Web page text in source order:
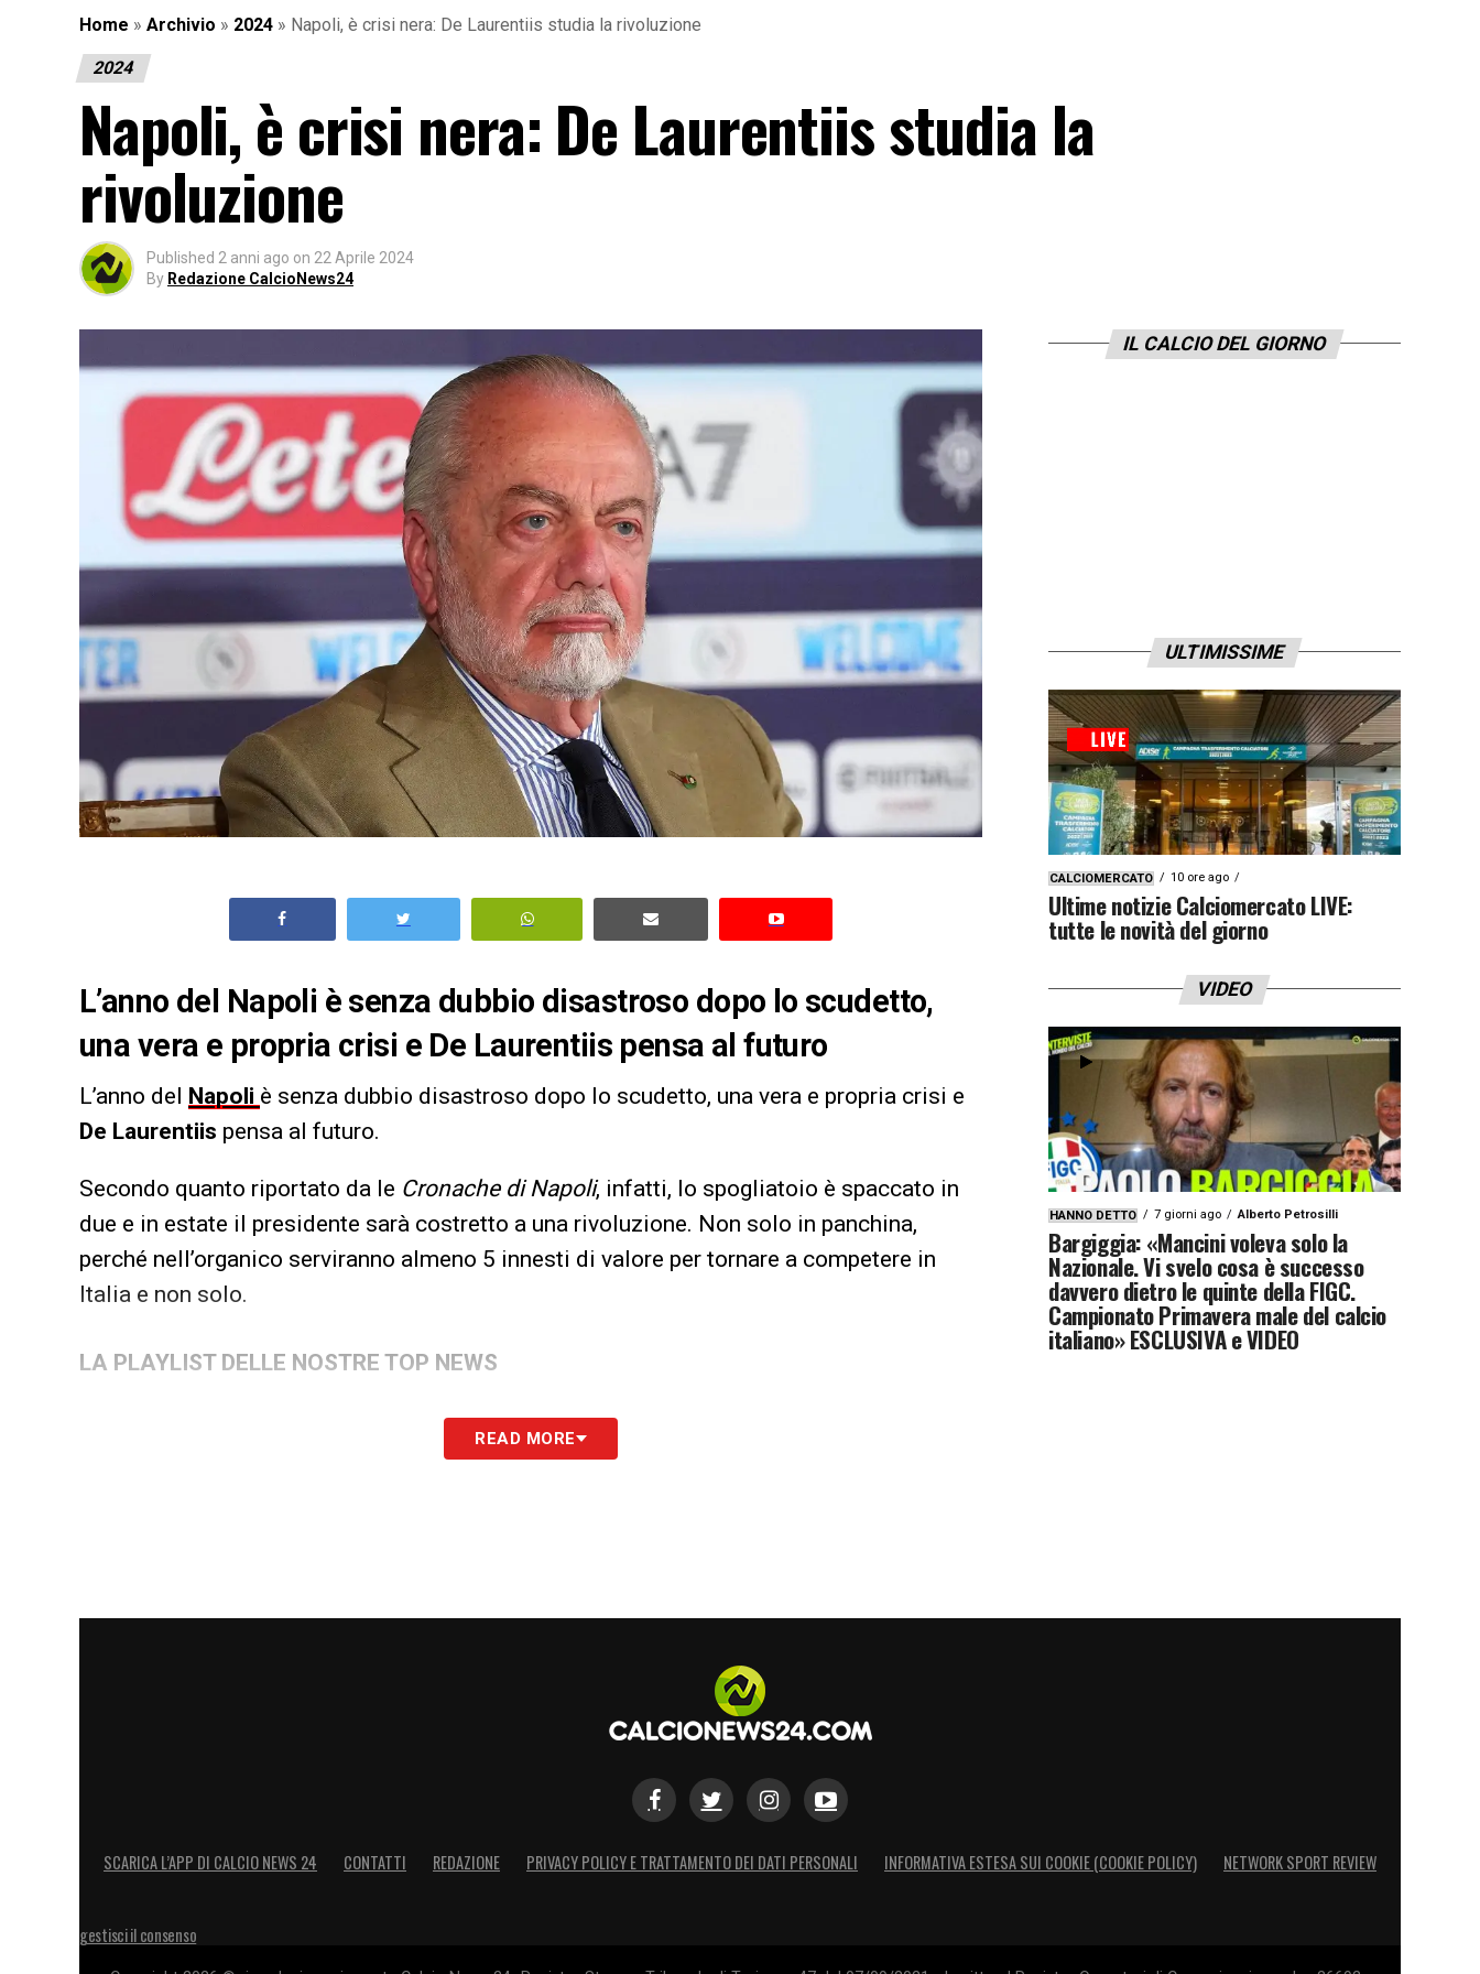
Home » Archivio » 2024 » Napoli, è crisi nera: De Laurentiis studia la rivoluzione
2024
Napoli, è crisi nera: De Laurentiis studia la
rivoluzione
Published 2 anni ago on 22 Aprile 2024
By Redazione CalcioNews24
L’anno del Napoli è senza dubbio disastroso dopo lo scudetto,
una vera e propria crisi e De Laurentiis pensa al futuro
L’anno del Napoli è senza dubbio disastroso dopo lo scudetto, una vera e propria crisi e
De Laurentiis pensa al futuro.
Secondo quanto riportato da le Cronache di Napoli, infatti, lo spogliatoio è spaccato in
due e in estate il presidente sarà costretto a una rivoluzione. Non solo in panchina,
perché nell’organico serviranno almeno 5 innesti di valore per tornare a competere in
Italia e non solo.
LA PLAYLIST DELLE NOSTRE TOP NEWS
READ MORE
IL CALCIO DEL GIORNO
ULTIMISSIME
CALCIOMERCATO 10 ore ago
Ultime notizie Calciomercato LIVE:
tutte le novità del giorno
VIDEO
HANNO DETTO 7 giorni ago Alberto Petrosilli
Bargiggia: «Mancini voleva solo la
Nazionale. Vi svelo cosa è successo
davvero dietro le quinte della FIGC.
Campionato Primavera male del calcio
italiano» ESCLUSIVA e VIDEO
SCARICA L’APP DI CALCIO NEWS 24 CONTATTI REDAZIONE PRIVACY POLICY E TRATTAMENTO DEI DATI PERSONALI INFORMATIVA ESTESA SUI COOKIE (COOKIE POLICY) NETWORK SPORT REVIEW
gestisci il consenso